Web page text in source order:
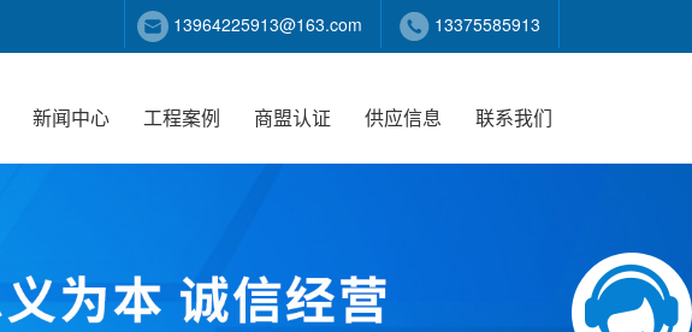
13964225913@163.com 13375585913
新闻中心 工程案例 商盟认证 供应信息 联系我们